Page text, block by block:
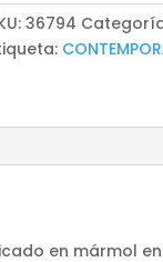
36794
en mármol